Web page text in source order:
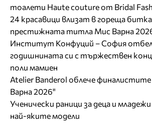
тоалети Haute couture от Bridal
24 красавици влизат в гореща
престижната титла Мис Варна
Институт Конфуций – София
годишнината си с тържествен
поли мамиен
Atelier Banderol облече
Варна 2026"
Ученически раници за деца и
най-яките модели